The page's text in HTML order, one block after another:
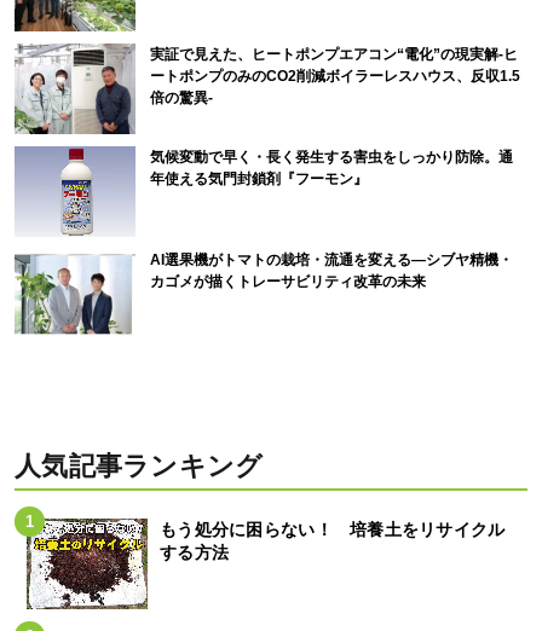
実証で見えた、ヒートポンプエアコン“電化”の現実解-ヒ
ートポンプのみのCO2削減ボイラーレスハウス、反収1.5
倍の驚異-
気候変動で早く・長く発生する害虫をしっかり防除。通
年使える気門封鎖剤『フーモン』
AI選果機がトマトの栽培・流通を変える―シブヤ精機・
カゴメが描くトレーサビリティ改革の未来
人気記事ランキング
もう処分に困らない！ 培養土をリサイクル
する方法